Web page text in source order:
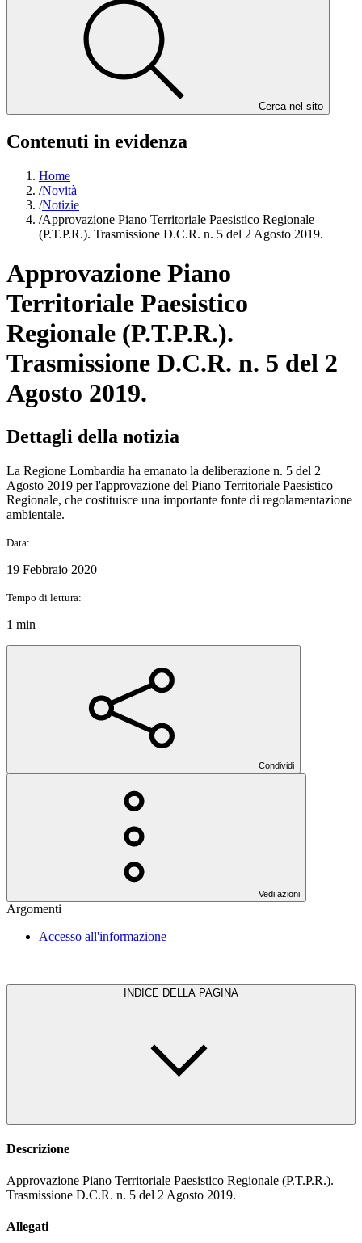
Cerca nel sito
Contenuti in evidenza
Home
/Novità
/Notizie
/Approvazione Piano Territoriale Paesistico Regionale
(P.T.P.R.). Trasmissione D.C.R. n. 5 del 2 Agosto 2019.
Approvazione Piano
Territoriale Paesistico
Regionale (P.T.P.R.).
Trasmissione D.C.R. n. 5 del 2
Agosto 2019.
Dettagli della notizia
La Regione Lombardia ha emanato la deliberazione n. 5 del 2
Agosto 2019 per l'approvazione del Piano Territoriale Paesistico
Regionale, che costituisce una importante fonte di regolamentazione
ambientale.
Data:
19 Febbraio 2020
Tempo di lettura:
1 min
Condividi
Vedi azioni
Argomenti
Accesso all'informazione
INDICE DELLA PAGINA
Descrizione
Approvazione Piano Territoriale Paesistico Regionale (P.T.P.R.).
Trasmissione D.C.R. n. 5 del 2 Agosto 2019.
Allegati